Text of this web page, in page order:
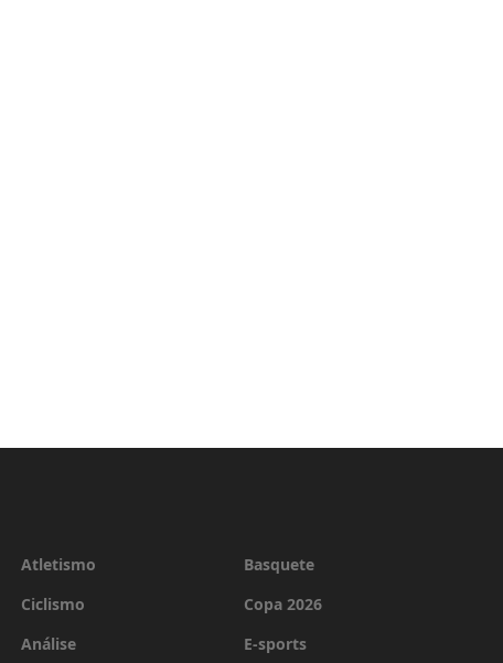
Atletismo
Basquete
Ciclismo
Copa 2026
Análise
E-sports